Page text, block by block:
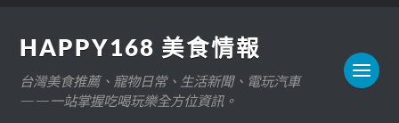
HAPPY168 美食情報
台灣美食推薦、寵物日常、生活新聞、電玩汽車
——一站掌握吃喝玩樂全方位資訊。